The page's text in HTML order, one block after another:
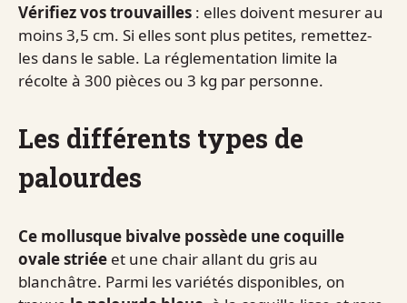
Vérifiez vos trouvailles : elles doivent mesurer au
moins 3,5 cm. Si elles sont plus petites, remettez-
les dans le sable. La réglementation limite la
récolte à 300 pièces ou 3 kg par personne.
Les différents types de
palourdes
Ce mollusque bivalve possède une coquille
ovale striée et une chair allant du gris au
blanchâtre. Parmi les variétés disponibles, on